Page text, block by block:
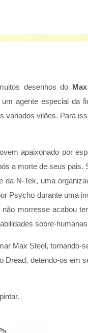
desenhos do
agente especial da
variados vilões. Para
apaixonado por
a morte de seus pais.
da N-Tek, uma
Psycho durante uma
morresse acabou
sobre-
Max Steel, tornando-
Dread, detendo-os em